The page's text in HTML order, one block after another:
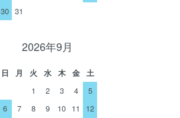
30 31
2026年9月
日 月 火 水 木 金
土
1
2 3 4
5
6
7 8 9 10 11
12